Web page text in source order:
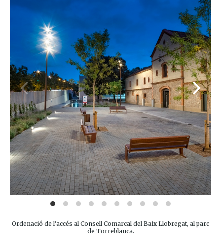
Ordenació de l'accés al Consell Comarcal del Baix Llobregat, al parc
de Torreblanca.